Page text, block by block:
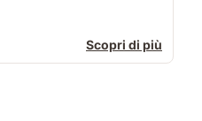
Scopri di più